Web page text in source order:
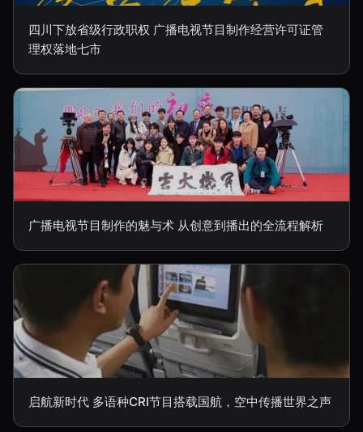
四川下放省级行政职权 广播电视节目制作经营许可证管
理权落地七市
广播电视节目制作的魅与术 从创意到播出的全流程解析
启航新时代 多语种CRI节目搭载国航，空中传播世界之声